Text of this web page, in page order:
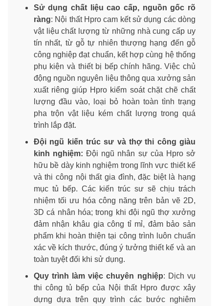
Sử dụng chất liệu cao cấp, nguồn gốc rõ
ràng: Nội thất Hpro cam kết sử dụng các dòng
vật liệu chất lượng từ những nhà cung cấp uy
tín nhất, từ gỗ tự nhiên thượng hạng đến gỗ
công nghiệp đạt chuẩn, kết hợp cùng hệ thống
phụ kiện và thiết bị bếp chính hãng. Việc chủ
động nguồn nguyên liệu thông qua xưởng sản
xuất riêng giúp Hpro kiểm soát chặt chẽ chất
lượng đầu vào, loại bỏ hoàn toàn tình trạng
pha trộn vật liệu kém chất lượng trong quá
trình lắp đặt.
Đội ngũ kiến trúc sư và thợ thi công giàu
kinh nghiệm: Đội ngũ nhân sự của Hpro sở
hữu bề dày kinh nghiệm trong lĩnh vực thiết kế
và thi công nội thất gia đình, đặc biệt là hạng
mục tủ bếp. Các kiến trúc sư sẽ chịu trách
nhiệm tối ưu hóa công năng trên bản vẽ 2D,
3D cá nhân hóa; trong khi đội ngũ thợ xưởng
đảm nhận khâu gia công tỉ mỉ, đảm bảo sản
phẩm khi hoàn thiện tại công trình luôn chuẩn
xác về kích thước, đúng ý tưởng thiết kế và an
toàn tuyệt đối khi sử dụng.
Quy trình làm việc chuyên nghiệp: Dịch vụ
thi công tủ bếp của Nội thất Hpro được xây
dựng dựa trên quy trình các bước nghiêm